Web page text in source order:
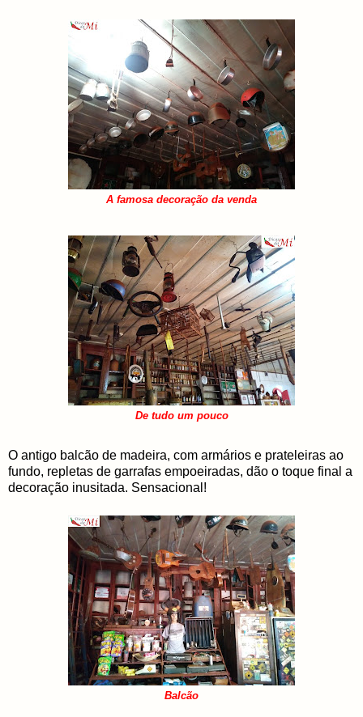
A famosa decoração da venda
De tudo um pouco
O antigo balcão de madeira, com armários e prateleiras ao
fundo, repletas de garrafas empoeiradas, dão o toque final a
decoração inusitada. Sensacional!
Balcão